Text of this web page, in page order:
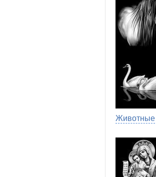
Животные